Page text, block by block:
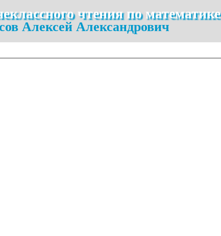
чтения по математике
Алексей Александрович